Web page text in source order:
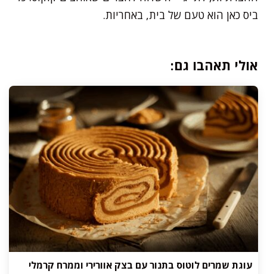
ביס כאן הוא טעם של בית, באחריות.
אולי תאהבו גם:
עוגת שמרים לוטוס בתנור עם בצק אוורירי וממרח קרמלי